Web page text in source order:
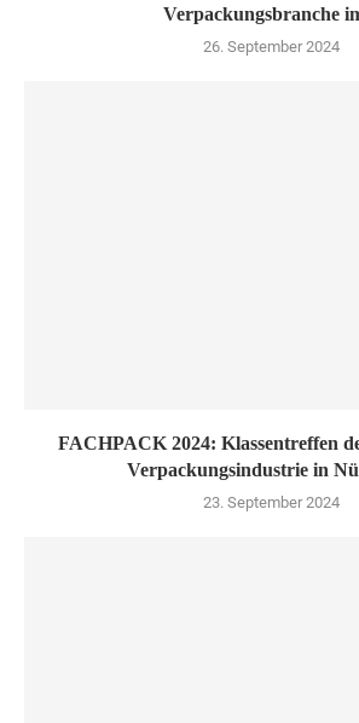
Verpackungsbranche
26. September 2024
FACHPACK 2024: Klassentreffen
Verpackungsindustrie in
23. September 2024